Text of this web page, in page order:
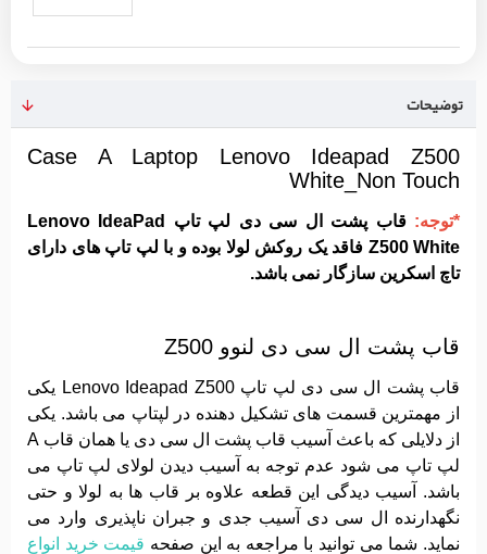
توضیحات
Case A Laptop Lenovo Ideapad Z500
White_Non Touch
*توجه:
قاب پشت ال سی دی لپ تاپ Lenovo IdeaPad
Z500 White فاقد یک روکش لولا بوده و با لپ تاپ های دارای
تاچ اسکرین سازگار نمی باشد.
قاب پشت ال سی دی لنوو Z500
قاب پشت ال سی دی لپ تاپ Lenovo Ideapad Z500 یکی
از مهمترین قسمت های تشکیل دهنده در لپتاپ می باشد. یکی
از دلایلی که باعث آسیب قاب پشت ال سی دی یا همان قاب A
لپ تاپ می شود عدم توجه به آسیب دیدن لولای لپ تاپ می
باشد. آسیب دیدگی این قطعه علاوه بر قاب ها به لولا و حتی
نگهدارنده ال سی دی آسیب جدی و جبران ناپذیری وارد می
نماید. شما می توانید با مراجعه به این صفحه قیمت خرید انواع